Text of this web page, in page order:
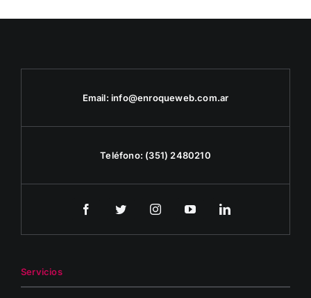
Email:info@enroqueweb.com.ar
Teléfono: (351) 2480210
Servicios